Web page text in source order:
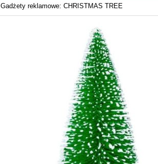
Gadżety reklamowe: CHRISTMAS TREE